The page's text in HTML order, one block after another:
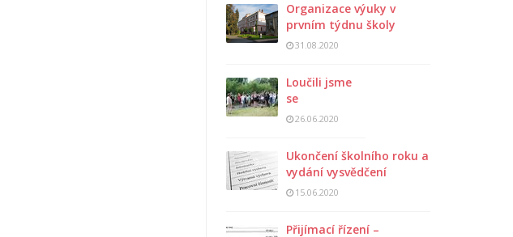
Organizace výuky v
prvním týdnu školy
31.08.2020
Loučili jsme
se
26.06.2020
Ukončení školního roku a
vydání vysvědčení
15.06.2020
Přijímací řízení –